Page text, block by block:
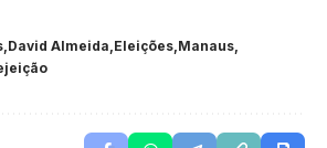
David Almeida Eleições Manaus